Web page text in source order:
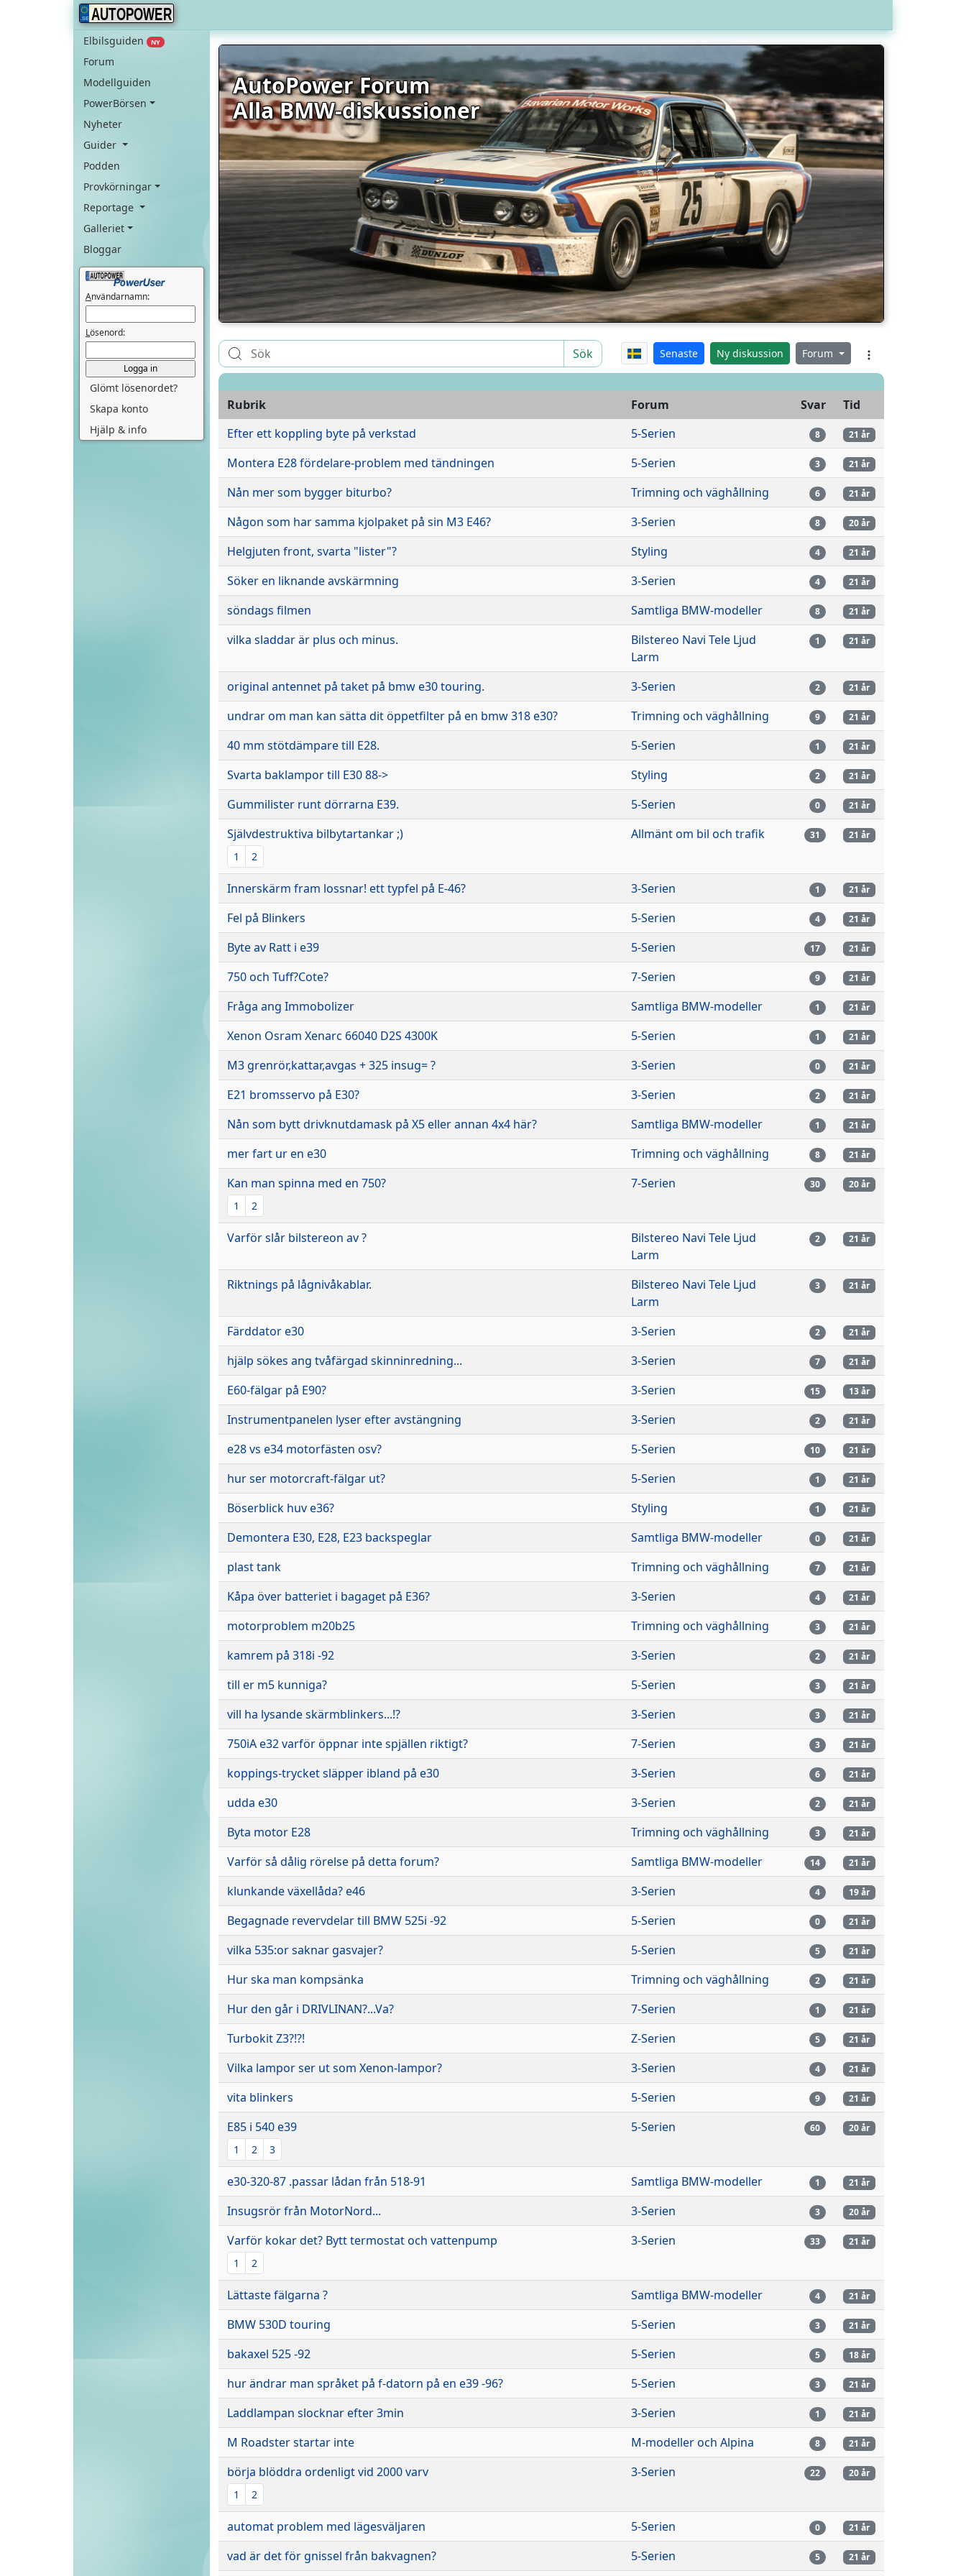
AUTOPOWER
Elbilsguiden NY
Forum
Modellguiden
PowerBörsen
Nyheter
Guider
Podden
Provkörningar
Reportage
Galleriet
Bloggar
Användarnamn:
Lösenord:
Glömt lösenordet?
Skapa konto
Hjälp & info
AutoPower Forum
Alla BMW-diskussioner
Sök Senaste Ny diskussion Forum
Rubrik Forum Svar
Tid
Efter ett koppling byte på verkstad
5-Serien 8 21 år
Montera E28 fördelare-problem med tändningen 5-Serien 3 21 år
Nån mer som bygger biturbo? Trimning och väghållning 6 21 år
Någon som har samma kjolpaket på sin M3 E46? 3-Serien 8 20 år
Helgjuten front, svarta "lister"? Styling 4 21 år
Söker en liknande avskärmning 3-Serien 4 21 år
söndags filmen Samtliga BMW-modeller 8 21 år
vilka sladdar är plus och minus.
Bilstereo Navi Tele Ljud
Larm
1 21 år
original antennet på taket på bmw e30 touring. 3-Serien 2 21 år
undrar om man kan sätta dit öppetfilter på en bmw 318 e30? Trimning och väghållning 9 21 år
40 mm stötdämpare till E28. 5-Serien 1 21 år
Svarta baklampor till E30 88-> Styling 2 21 år
Gummilister runt dörrarna E39. 5-Serien 0 21 år
Självdestruktiva bilbytartankar ;)
1 2
Allmänt om bil och trafik 31 21 år
Innerskärm fram lossnar! ett typfel på E-46? 3-Serien 1 21 år
Fel på Blinkers 5-Serien 4 21 år
Byte av Ratt i e39 5-Serien 17 21 år
750 och Tuff?Cote? 7-Serien 9 21 år
Fråga ang Immobolizer Samtliga BMW-modeller 1 21 år
Xenon Osram Xenarc 66040 D2S 4300K 5-Serien 1 21 år
M3 grenrör,kattar,avgas + 325 insug= ? 3-Serien 0 21 år
E21 bromsservo på E30? 3-Serien 2 21 år
Nån som bytt drivknutdamask på X5 eller annan 4x4 här? Samtliga BMW-modeller 1 21 år
mer fart ur en e30 Trimning och väghållning 8 21 år
Kan man spinna med en 750?
1 2
7-Serien 30 20 år
Varför slår bilstereon av ?
Bilstereo Navi Tele Ljud
Larm
2 21 år
Riktnings på lågnivåkablar.
Bilstereo Navi Tele Ljud
Larm
3 21 år
Färddator e30 3-Serien 2 21 år
hjälp sökes ang tvåfärgad skinninredning... 3-Serien 7 21 år
E60-fälgar på E90? 3-Serien 15 13 år
Instrumentpanelen lyser efter avstängning 3-Serien 2 21 år
e28 vs e34 motorfästen osv? 5-Serien 10 21 år
hur ser motorcraft-fälgar ut? 5-Serien 1 21 år
Böserblick huv e36? Styling 1 21 år
Demontera E30, E28, E23 backspeglar Samtliga BMW-modeller 0 21 år
plast tank Trimning och väghållning 7 21 år
Kåpa över batteriet i bagaget på E36? 3-Serien 4 21 år
motorproblem m20b25 Trimning och väghållning 3 21 år
kamrem på 318i -92 3-Serien 2 21 år
till er m5 kunniga? 5-Serien 3 21 år
vill ha lysande skärmblinkers...!? 3-Serien 3 21 år
750iA e32 varför öppnar inte spjällen riktigt? 7-Serien 3 21 år
koppings-trycket släpper ibland på e30 3-Serien 6 21 år
udda e30 3-Serien 2 21 år
Byta motor E28 Trimning och väghållning 3 21 år
Varför så dålig rörelse på detta forum? Samtliga BMW-modeller 14 21 år
klunkande växellåda? e46 3-Serien 4 19 år
Begagnade revervdelar till BMW 525i -92 5-Serien 0 21 år
vilka 535:or saknar gasvajer? 5-Serien 5 21 år
Hur ska man kompsänka Trimning och väghållning 2 21 år
Hur den går i DRIVLINAN?...Va? 7-Serien 1 21 år
Turbokit Z3?!?! Z-Serien 5 21 år
Vilka lampor ser ut som Xenon-lampor? 3-Serien 4 21 år
vita blinkers 5-Serien 9 21 år
E85 i 540 e39
1 2 3
5-Serien 60 20 år
e30-320-87 .passar lådan från 518-91 Samtliga BMW-modeller 1 21 år
Insugsrör från MotorNord... 3-Serien 3 20 år
Varför kokar det? Bytt termostat och vattenpump
1 2
3-Serien 33 21 år
Lättaste fälgarna ? Samtliga BMW-modeller 4 21 år
BMW 530D touring 5-Serien 3 21 år
bakaxel 525 -92 5-Serien 5 18 år
hur ändrar man språket på f-datorn på en e39 -96? 5-Serien 3 21 år
Laddlampan slocknar efter 3min 3-Serien 1 21 år
M Roadster startar inte M-modeller och Alpina 8 21 år
börja blöddra ordenligt vid 2000 varv
1 2
3-Serien 22 20 år
automat problem med lägesväljaren 5-Serien 0 21 år
vad är det för gnissel från bakvagnen? 5-Serien 5 21 år